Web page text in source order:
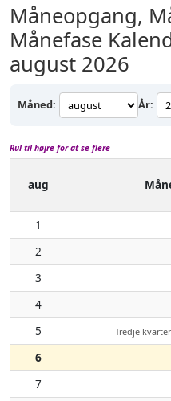
Måneopgang,
Månefase
august 2026
Måned: År:
Rul til højre for at se flere
aug
1
2
3
4
5
Tredje
6
7